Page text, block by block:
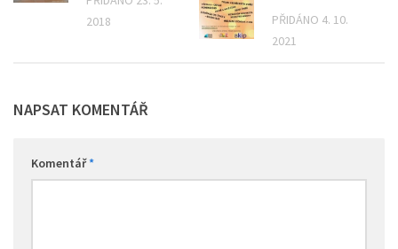
2018
PŘIDÁNO 4. 10.
2021
NAPSAT KOMENTÁŘ
Komentář*